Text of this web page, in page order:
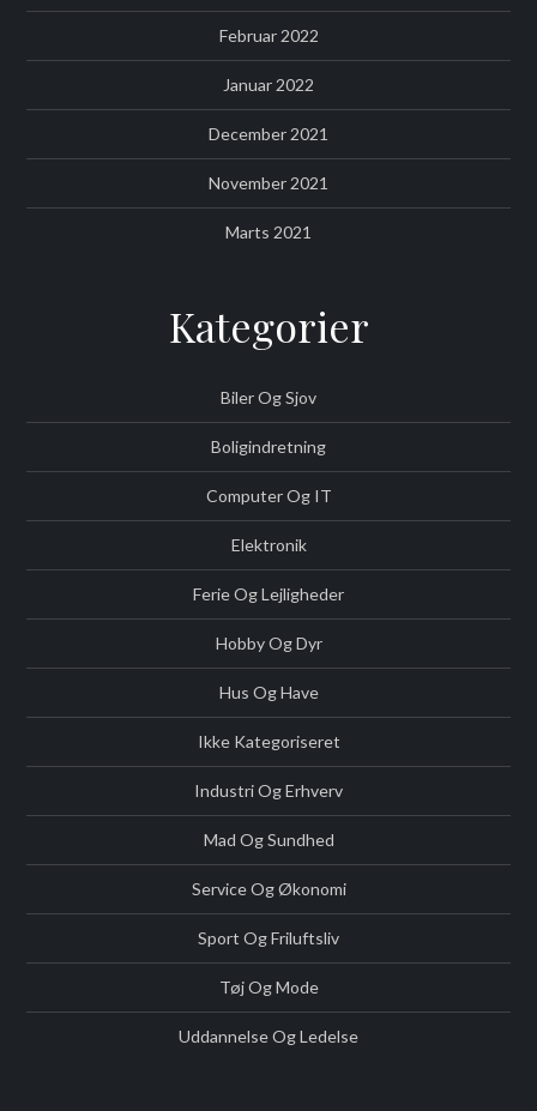
Februar 2022
Januar 2022
December 2021
November 2021
Marts 2021
Kategorier
Biler Og Sjov
Boligindretning
Computer Og IT
Elektronik
Ferie Og Lejligheder
Hobby Og Dyr
Hus Og Have
Ikke Kategoriseret
Industri Og Erhverv
Mad Og Sundhed
Service Og Økonomi
Sport Og Friluftsliv
Tøj Og Mode
Uddannelse Og Ledelse